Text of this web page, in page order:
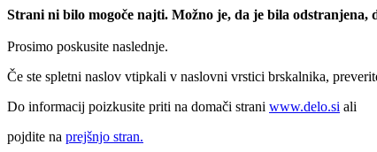
Strani ni bilo mogoče najti. Možno je, da je bila odstranjena,
Prosimo poskusite naslednje.
Če ste spletni naslov vtipkali v naslovni vrstici brskalnika,
Do informacij poizkusite priti na domači strani www.delo.si ali
pojdite na prejšnjo stran.